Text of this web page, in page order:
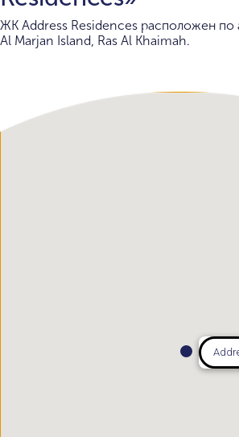
ЖК Address Residences расположен по
Al Marjan Island, Ras Al Khaimah.